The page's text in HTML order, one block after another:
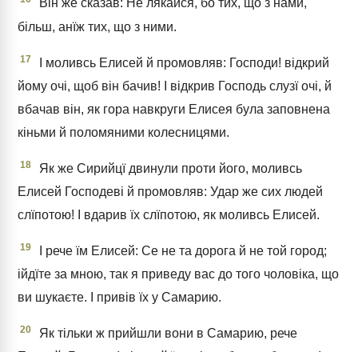
Він же сказав: Не лякайся, бо тих, що з нами,
більш, анїж тих, що з ними.
17
І моливсь Елисей й промовляв: Господи! відкрий
йому очі, щоб він бачив! І відкрив Господь слузї очі, й
вбачав він, як гора навкруги Елисея була заповнена
кіньми й поломяними колесницями.
18
Як же Сирийцї двинули проти його, моливсь
Елисей Господеві й промовляв: Удар же сих людей
слїпотою! І вдарив їх слїпотою, як моливсь Елисей.
19
І рече їм Елисей: Се не та дорога й не той город;
ійдїте за мною, так я приведу вас до того чоловіка, що
ви шукаєте. І привів їх у Самарию.
20
Як тільки ж прийшли вони в Самарию, рече